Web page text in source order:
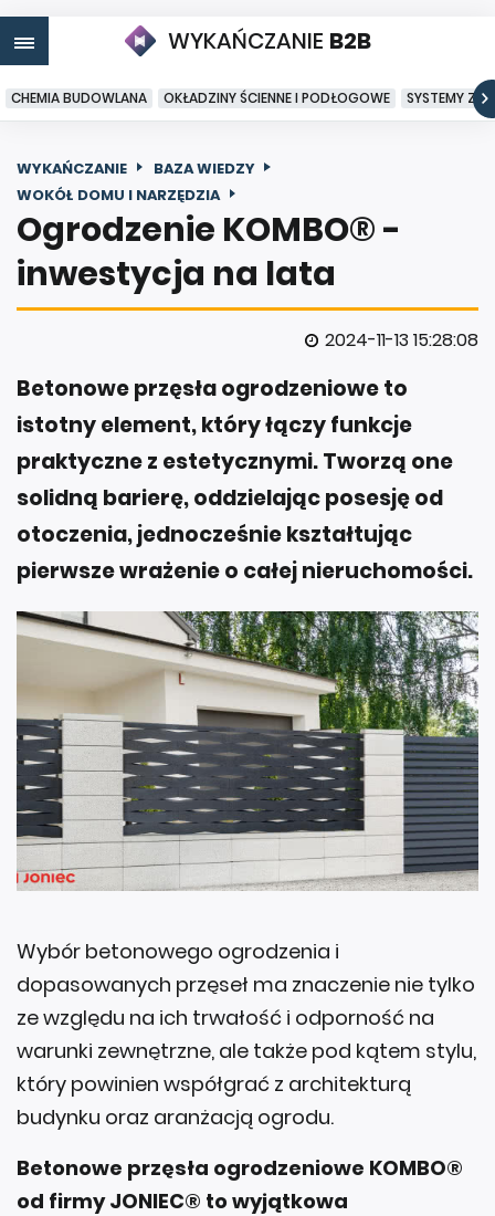
WYKAŃCZANIE B2B
CHEMIA BUDOWLANA OKŁADZINY ŚCIENNE I PODŁOGOWE SYSTEMY
WYKAŃCZANIE
BAZA WIEDZY
WOKÓŁ DOMU I NARZĘDZIA
Ogrodzenie KOMBO® -
inwestycja na lata
2024-11-13 15:28:08
Betonowe przęsła ogrodzeniowe to
istotny element, który łączy funkcje
praktyczne z estetycznymi. Tworzą one
solidną barierę, oddzielając posesję od
otoczenia, jednocześnie kształtując
pierwsze wrażenie o całej nieruchomości.
Wybór betonowego ogrodzenia i
dopasowanych przęseł ma znaczenie nie tylko
ze względu na ich trwałość i odporność na
warunki zewnętrzne, ale także pod kątem stylu,
który powinien współgrać z architekturą
budynku oraz aranżacją ogrodu.
Betonowe przęsła ogrodzeniowe KOMBO®
od firmy JONIEC® to wyjątkowa